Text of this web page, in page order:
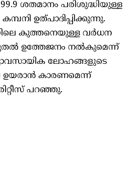
ശതമാനം പരിശുദ്ധിയുള്ള
ഉത്പാദിപ്പിക്കുന്നു.
കുത്തനെയുള്ള വര്‍ധന
ഉത്തേജനം നല്‍കുമെന്ന്
ലോഹങ്ങളുടെ
ഉയരാന്‍ കാരണമെന്ന്
പറഞ്ഞു.